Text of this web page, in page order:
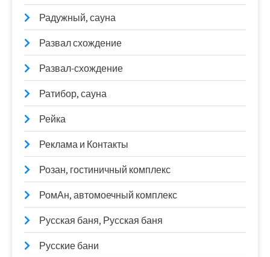
Радужный, сауна
Развал схождение
Развал-схождение
Ратибор, сауна
Рейка
Реклама и Контакты
Розан, гостиничный комплекс
РомАн, автомоечный комплекс
Русская баня, Русская баня
Русские бани